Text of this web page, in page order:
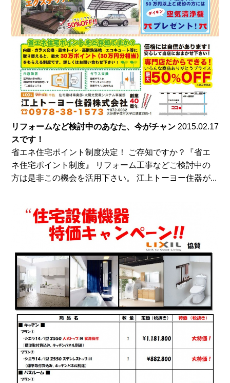
リフォームなど検討中のあなた、今がチャン
スです！
2015.02.17
省エネ住宅ポイント制度決定！ ご存知ですか？『省エ
ネ住宅ポイント制度』 リフォーム工事などご検討中の
方は是非この機会を活用下さい。 江上トーヨー住器が...